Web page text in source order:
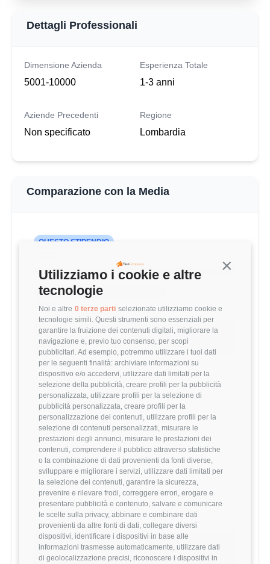
Continua
Utilizziamo i cookie e altre
tecnologie
Noi e altre 0 terze parti selezionate utilizziamo cookie e
tecnologie simili. Questi strumenti sono essenziali per
garantire la fruizione dei contenuti digitali, migliorare la
navigazione e, previo tuo consenso, per scopi
pubblicitari. Ad esempio, potremmo utilizzare i tuoi dati
per le seguenti finalità: archiviare informazioni su
dispositivo e/o accedervi, utilizzare dati limitati per la
selezione della pubblicità, creare profili per la pubblicità
personalizzata, utilizzare profili per la selezione di
pubblicità personalizzata, creare profili per la
personalizzazione dei contenuti, utilizzare profili per la
selezione di contenuti personalizzati, misurare le
prestazioni degli annunci, misurare le prestazioni dei
contenuti, comprendere il pubblico attraverso statistiche
o la combinazione di dati provenienti da fonti diverse,
sviluppare e migliorare i servizi, utilizzare dati limitati per
la selezione dei contenuti, garantire la sicurezza,
prevenire e rilevare frodi, correggere errori, erogare e
presentare pubblicità e contenuto, salvare e comunicare
le scelte sulla privacy, abbinare e combinare dati
provenienti da altre fonti di dati, collegare diversi
dispositivi, identificare i dispositivi in base alle
informazioni trasmesse automaticamente, utilizzare dati
di geolocalizzazione precisi, riconoscere i dispositivi in
Dettagli Professionali
Dimensione Azienda
5001-10000
Esperienza Totale
1-3 anni
Aziende Precedenti
Non specificato
Regione
Lombardia
Comparazione con la Media
QUESTO STIPENDIO
MEDIA UX-UI DESIGNER (1-3 ANNI)
30,064 €
Questo stipendio è al47° percentile
-5.20% rispetto alla media
Statistiche
Campione
412 stipendi
Esperienza
1-3 anni
Vuoi comparare il tuo